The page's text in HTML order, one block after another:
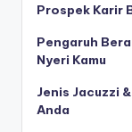
Prospek Karir
Pengaruh
Nyeri Kamu
Jenis Jacuzzi
Anda